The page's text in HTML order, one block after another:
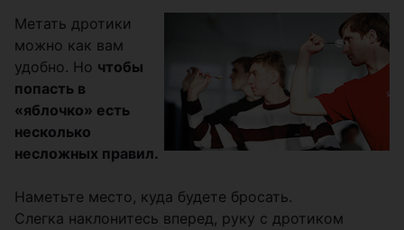
Метать дротики
можно как вам
удобно. Но чтобы
попасть в
«яблочко» есть
несколько
несложных правил.
Наметьте место, куда будете бросать.
Слегка наклонитесь вперед, руку с дротиком